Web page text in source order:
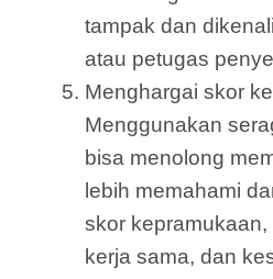
tampak dan
atau petugas
Menghargai skor
Menggunakan
bisa menolong
lebih memahami
skor
kerja sama, dan